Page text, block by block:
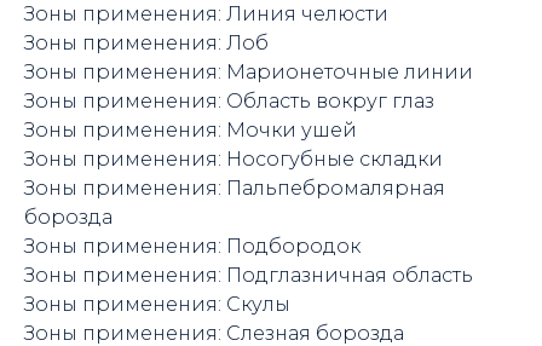
Зоны применения: Линия челюсти
Зоны применения: Лоб
Зоны применения: Марионеточные линии
Зоны применения: Область вокруг глаз
Зоны применения: Мочки ушей
Зоны применения: Носогубные складки
Зоны применения: Пальпебромалярная
борозда
Зоны применения: Подбородок
Зоны применения: Подглазничная область
Зоны применения: Скулы
Зоны применения: Слезная борозда